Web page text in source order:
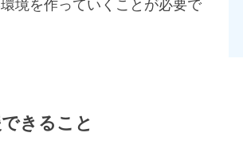
境を作っていくことが必要で
きること